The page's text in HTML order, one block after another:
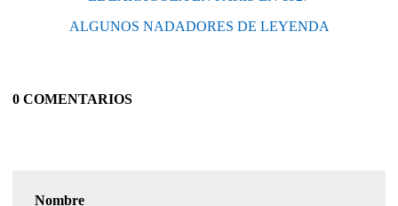
ALGUNOS NADADORES DE LEYENDA
0 COMENTARIOS
Nombre